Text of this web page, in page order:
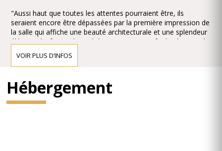
"Aussi haut que toutes les attentes pourraient être, ils
seraient encore être dépassées par la première impression de
la salle qui affiche une beauté architecturale et une splendeur
élégante lui faisant le seul de son genre." Ce fut la réaction de
premier concert de la Großer Musikvereinssaal le 6 Janvier
1870.
L'impression doit avoir été écrasante - si écrasante que le
critique de Vienne, Eduard Hanslick, irritante a soulevé la
question de savoir si ce Großer Musikvereinssaal "n'était pas
VOIR PLUS D’INFOS
Hébergement